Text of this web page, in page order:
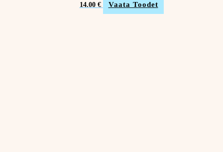
14.00 € Vaata Toodet